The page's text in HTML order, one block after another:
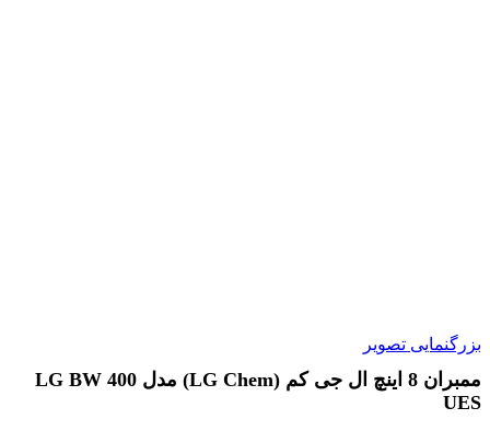
بزرگنمایی تصویر
ممبران 8 اینچ ال جی کم (LG Chem) مدل LG BW 400
UES